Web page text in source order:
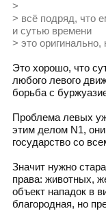
>
> всё подряд, что
и сутью времени
> это оригинально,
Это хорошо, что
любого левого
борьба с
Проблема левых
этим делом N1,
государство со
Значит нужно
права: животных,
объект нападок в
благородная, но